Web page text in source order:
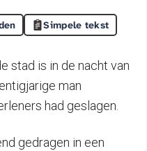
Simpele tekst
stad is in de nacht van
man
had geslagen.
gedragen in een